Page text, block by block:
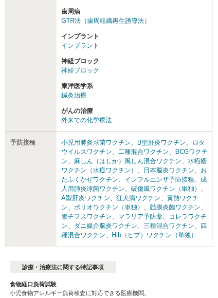
歯周病
GTR法（歯周組織再生誘導法）
インプラント
インプラント
神経ブロック
神経ブロック
東洋医学系
鍼灸治療
がんの治療
外来での化学療法
予防接種 小児用肺炎球菌ワクチン、 B型肝炎ワクチン、
ロタ
ウイルスワクチン、 二種混合ワクチン、
BCGワクチ
ン、 麻しん（はしか）風しん混合ワクチン、 水疱瘡
ワクチン（水痘ワクチン） 、 日本脳炎ワクチン、 お
たふくかぜワクチン、 インフルエンザ予防接種、 成
人用肺炎球菌ワクチン、 破傷風ワクチン（単独） 、
A型肝炎ワクチン、 狂犬病ワクチン、 黄熱ワクチ
ン、 ポリオワクチン（単独） 、 髄膜炎菌ワクチン、
腸チフスワクチン、 マラリア予防薬、
コレラワクチ
ン、 ダニ媒介脳炎ワクチン、 三種混合ワクチン、 四
種混合ワクチン、 Hib（ヒブ）ワクチン（単独）
診療・治療法に関する特記事項
食物経口負荷試験
小児食物アレルギー負荷検査に対応できる医療機関。